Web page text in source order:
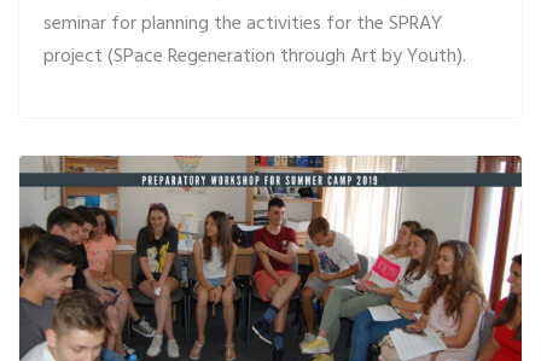
seminar for planning the activities for the SPRAY
project (SPace Regeneration through Art by Youth).